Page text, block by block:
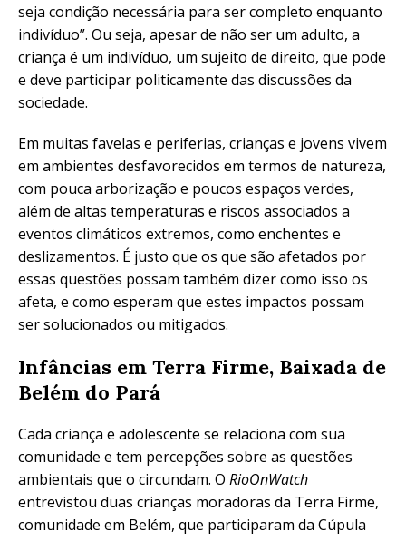
seja condição necessária para ser completo enquanto
indivíduo”. Ou seja, apesar de não ser um adulto, a
criança é um indivíduo, um sujeito de direito, que pode
e deve participar politicamente das discussões da
sociedade.
Em muitas favelas e periferias, crianças e jovens vivem
em ambientes desfavorecidos em termos de natureza,
com pouca arborização e poucos espaços verdes,
além de altas temperaturas e riscos associados a
eventos climáticos extremos, como enchentes e
deslizamentos. É justo que os que são afetados por
essas questões possam também dizer como isso os
afeta, e como esperam que estes impactos possam
ser solucionados ou mitigados.
Infâncias em Terra Firme, Baixada de
Belém do Pará
Cada criança e adolescente se relaciona com sua
comunidade e tem percepções sobre as questões
ambientais que o circundam. O RioOnWatch
entrevistou duas crianças moradoras da Terra Firme,
comunidade em Belém, que participaram da Cúpula